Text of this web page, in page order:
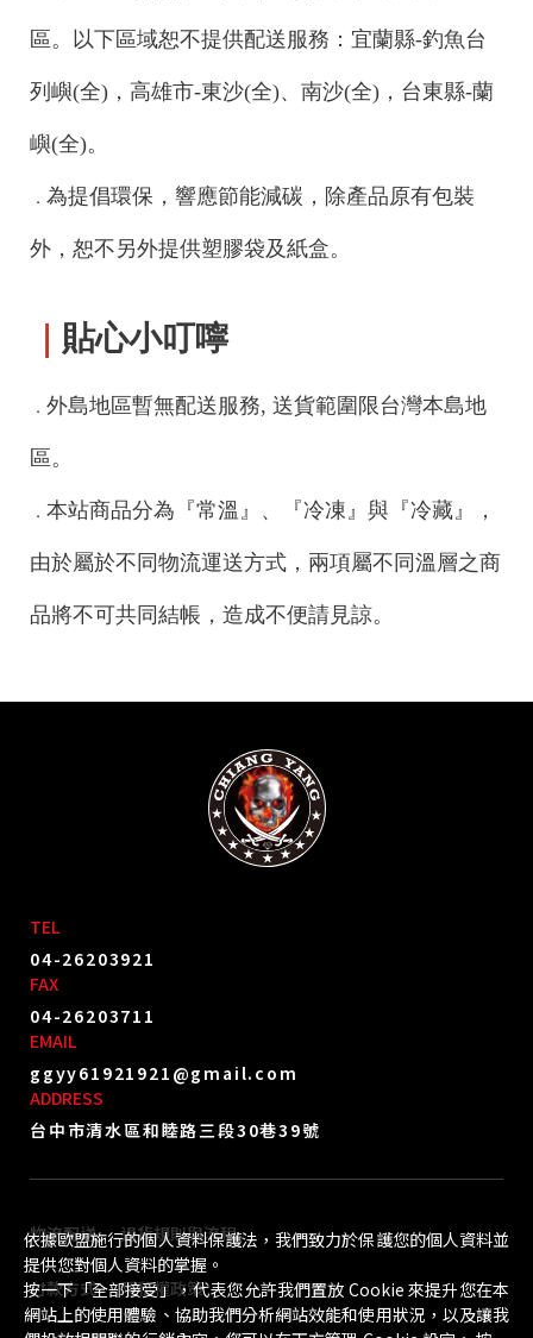
區。以下區域恕不提供配送服務：宜蘭縣-釣魚台
列嶼(全)，高雄市-東沙(全)、南沙(全)，台東縣-蘭
嶼(全)。
． 為提倡環保，響應節能減碳，除產品原有包裝
外，恕不另外提供塑膠袋及紙盒。
貼心小叮嚀
． 外島地區暫無配送服務, 送貨範圍限台灣本島地
區。
． 本站商品分為『常溫』、『冷凍』與『冷藏』，
由於屬於不同物流運送方式，兩項屬不同溫層之商
品將不可共同結帳，造成不便請見諒。
TEL
04-26203921
FAX
04-26203711
EMAIL
ggyy61921921@gmail.com
ADDRESS
台中市清水區和睦路三段30巷39號
物流配送 退貨規則與流程
付款方式 隱私權政策
依據歐盟施行的個人資料保護法，我們致力於保護您的個人資料並
提供您對個人資料的掌握。
按一下「全部接受」，代表您允許我們置放 Cookie 來提升您在本
網站上的使用體驗、協助我們分析網站效能和使用狀況，以及讓我
Cookies
同意